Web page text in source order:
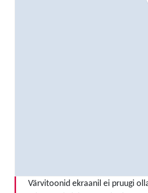
Värvitoonid ekraanil ei pruugi